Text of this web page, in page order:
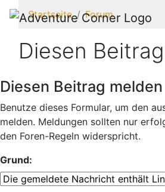
Startseite Forum
Diesen
Diesen Beitrag melden
Benutze dieses Formular, um den
melden. Meldungen sollten nur
den Foren-Regeln widerspricht.
Grund: